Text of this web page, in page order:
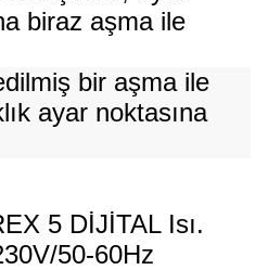
biraz aşma ile
bir aşma ile
ayar noktasına
5 DİJİTAL Isı.
50-60Hz